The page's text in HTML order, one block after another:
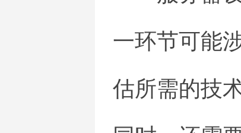
一环节可能
估所需的技